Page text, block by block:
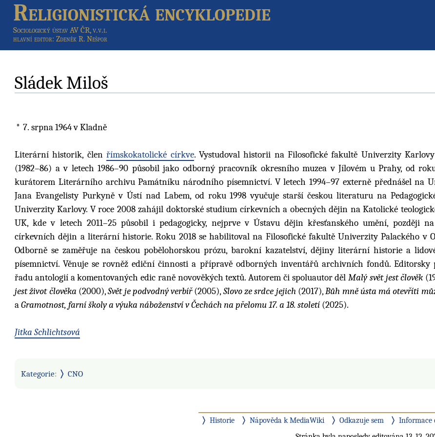
Religionistická encyklopedie
Sociologický ústav AV ČR, v.v.i.
hlavní editor: Zdeněk R. Nešpor
Sládek Miloš
7. srpna 1964v Kladně
Literární historik, členřímskokatolické církve. Vystudoval historii na Filosofické fakultě Univerzity
(1982–86) a v letech 1986–90 působil jako odborný pracovník okresního muzea v Jílovém u Prahy, od
kurátorem Literárního archivu Památníku národního písemnictví. V letech 1994–97 externě přednášel na
Jana Evangelisty Purkyně v Ústí nad Labem, od roku 1998 vyučuje starší českou literaturu na
Univerzity Karlovy. V roce 2008 zahájil doktorské studium církevních a obecných dějin na Katolické
UK, kde v letech 2011–25 působil i pedagogicky, nejprve v Ústavu dějin křesťanského umění, později
církevních dějin a literární historie. Roku 2018 se habilitoval na Filosofické fakultě Univerzity Palackého v
Odborně se zaměřuje na českou pobělohorskou prózu, barokní kazatelství, dějiny literární historie a
písemnictví. Věnuje se rovněž ediční činnosti a přípravě odborných inventářů archivních fondů.
řadu antologií a komentovaných edic raně novověkých textů. Autorem či spoluautor dělMalý svět jest člověk
jest život člověka (2000),Svět je podvodný verbíř(2005), Slovo ze srdce jejich(2017),Bůh mně ústa má otevříti
aGramotnost, farní školy a výuka náboženství v Čechách na přelomu 17. a 18. století (2025).
Jitka Schlichtsová
Kategorie: CNO
Historie Nápověda k MediaWiki Odkazuje sem
Informace